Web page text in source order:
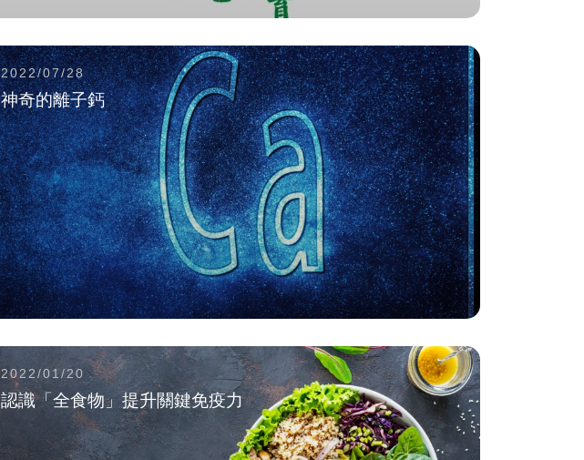
2022/07/28
神奇的離子鈣
2022/01/20
認識「全食物」提升關鍵免疫力